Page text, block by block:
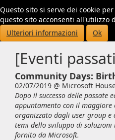
Questo sito si serve dei cookie
questo sito acconsenti all'utilizzo
Ulteriori informazioni
Ok
[Eventi
Community Days:
02/07/2019 @ Microsoft
Dopo il successo delle
appuntamento con il
organizzato dagli user group
temi dello sviluppo di soluzioni
fornito da Microsoft.